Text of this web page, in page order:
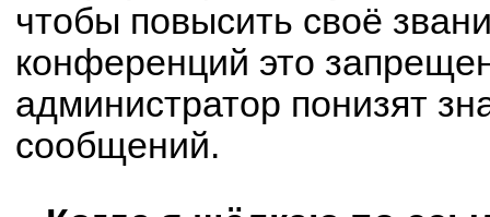
чтобы повысить своё
конференций это
администратор понизят
сообщений.